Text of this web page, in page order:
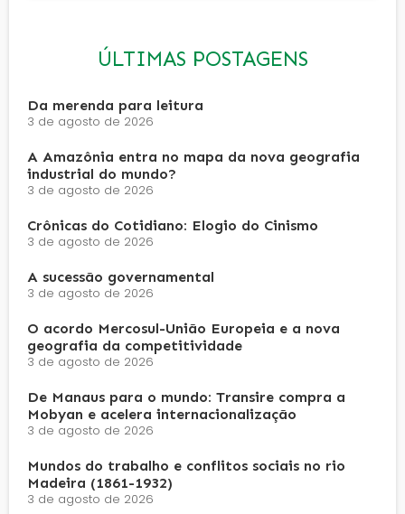
ÚLTIMAS POSTAGENS
Da merenda para leitura
3 de agosto de 2026
A Amazônia entra no mapa da nova geografia
industrial do mundo?
3 de agosto de 2026
Crônicas do Cotidiano: Elogio do Cinismo
3 de agosto de 2026
A sucessão governamental
3 de agosto de 2026
O acordo Mercosul-União Europeia e a nova
geografia da competitividade
3 de agosto de 2026
De Manaus para o mundo: Transire compra a
Mobyan e acelera internacionalização
3 de agosto de 2026
Mundos do trabalho e conflitos sociais no rio
Madeira (1861-1932)
3 de agosto de 2026